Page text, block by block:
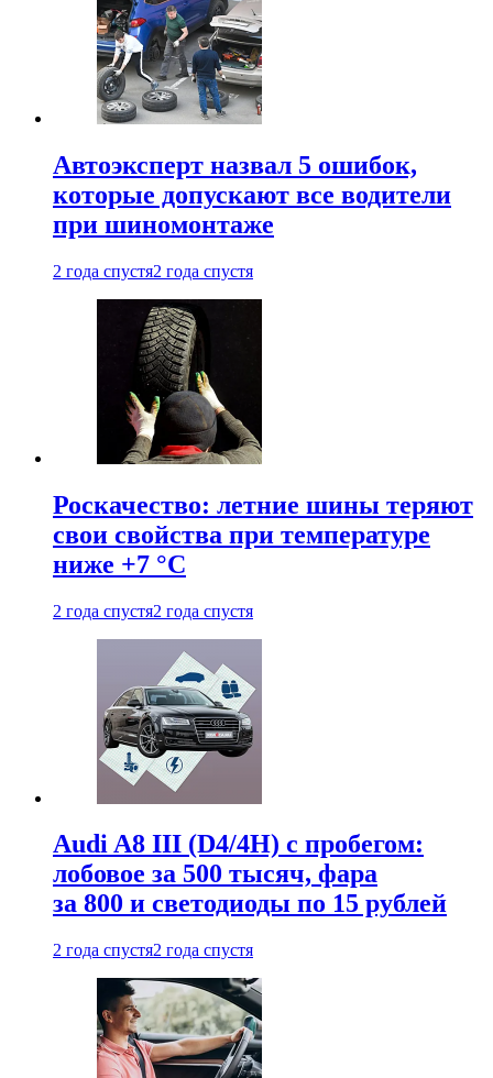
Автоэксперт назвал 5 ошибок,
которые допускают все водители
при шиномонтаже
2 года спустя2 года спустя
Роскачество: летние шины теряют
свои свойства при температуре
ниже +7 °C
2 года спустя2 года спустя
Audi A8 III (D4/4H) c пробегом:
лобовое за 500 тысяч, фара
за 800 и светодиоды по 15 рублей
2 года спустя2 года спустя